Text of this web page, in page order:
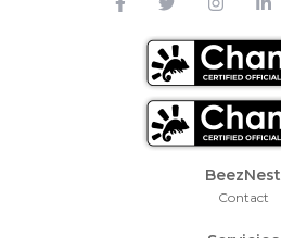
Footer Menu
BeezNest
Contact